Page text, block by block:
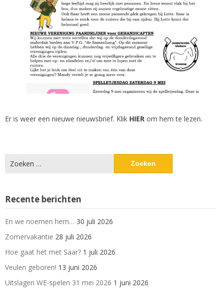
Er is weer een nieuwe nieuwsbrief. Klik HIER om hem te lezen.
Zoeken
naar:
Recente berichten
En we noemen hem… 30 juli 2026
Zomervakantie 28 juli 2026
Hoe gaat het met Saar? 1 juli 2026
Veulen geboren! 13 juni 2026
Uitslagen WE-spelen 31 mei 2026 1 juni 2026